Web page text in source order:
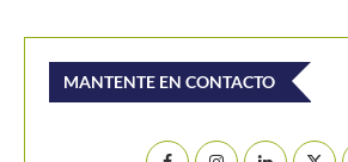
MANTENTE EN CONTACTO